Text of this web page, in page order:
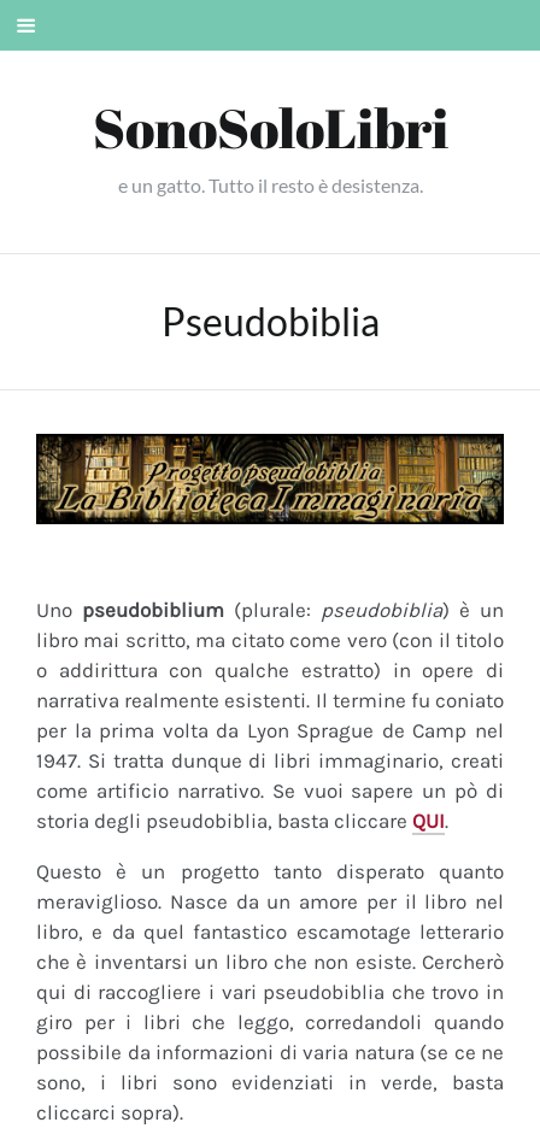
Skip
SonoSoloLibri
e un gatto. Tutto il resto è desistenza.
Pseudobiblia
Uno pseudobiblium (plurale: pseudobiblia) è un
libro mai scritto, ma citato come vero (con il titolo
o addirittura con qualche estratto) in opere di
narrativa realmente esistenti. Il termine fu coniato
per la prima volta da Lyon Sprague de Camp nel
1947. Si tratta dunque di libri immaginario, creati
come artificio narrativo. Se vuoi sapere un pò di
storia degli pseudobiblia, basta cliccare QUI.
Questo è un progetto tanto disperato quanto
meraviglioso. Nasce da un amore per il libro nel
libro, e da quel fantastico escamotage letterario
che è inventarsi un libro che non esiste. Cercherò
qui di raccogliere i vari pseudobiblia che trovo in
giro per i libri che leggo, corredandoli quando
possibile da informazioni di varia natura (se ce ne
sono, i libri sono evidenziati in verde, basta
cliccarci sopra).